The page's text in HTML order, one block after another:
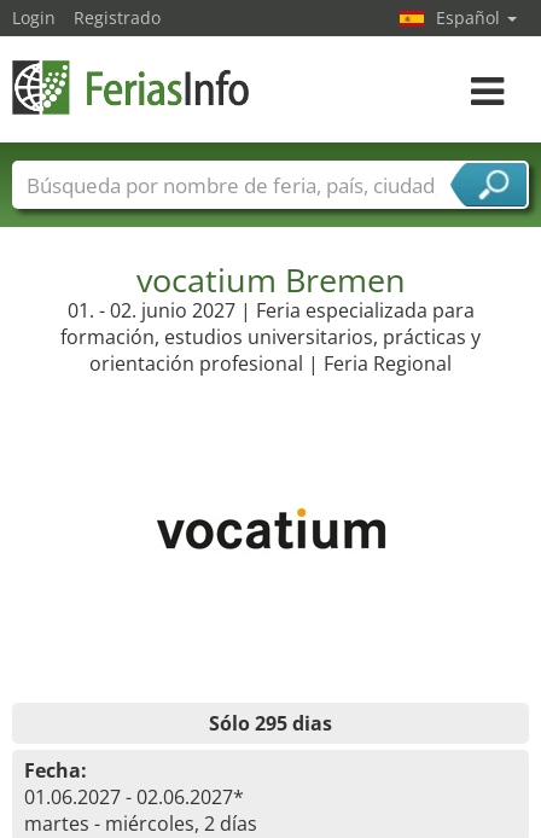
vocatium Bremen
01. - 02. junio 2027 | Feria especializada para
formación, estudios universitarios, prácticas y
orientación profesional | Feria Regional
Sólo 295 dias
Fecha:
01.06.2027 - 02.06.2027*
martes - miércoles, 2 días
Login Registrado Español
toggle
Nombres de ferias Países
Ciudades
Sectores de proveedor de servicios